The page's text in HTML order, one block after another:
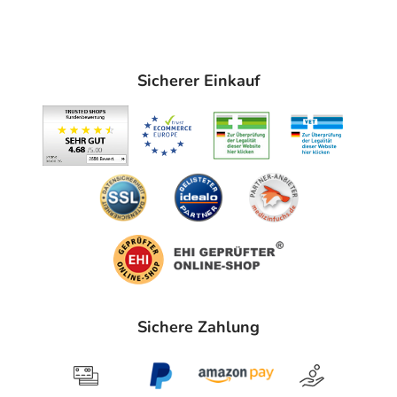
langhaftenden Schutzfilm
Hyaluronsäure wird vom Körper selbst produziert und
kommt auch im Auge vor. Die natürliche Substanz weist
bemerkenswerte Eigenschaften auf: Sie kann bis zum
6.000 fachen ihres Volumens an Wasser binden*,
befeuchtet sehr gut und ist mucoadhäsiv, also
schleimhautanhaftend.
Augenoberfläche. Dank der hohen Konzentration von 0,3
intensiv mit Feuchtigkeit versorgt und Beschwerden
Sicherer Einkauf
Sichere Zahlung